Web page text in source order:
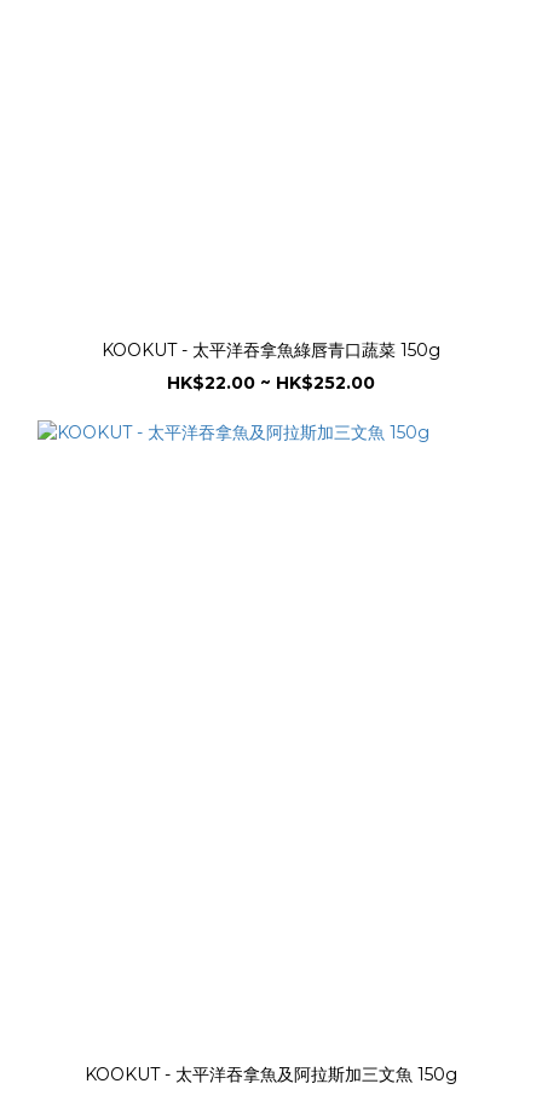
KOOKUT - 太平洋吞拿魚綠唇青口蔬菜 150g
HK$22.00 ~ HK$252.00
KOOKUT - 太平洋吞拿魚及阿拉斯加三文魚 150g